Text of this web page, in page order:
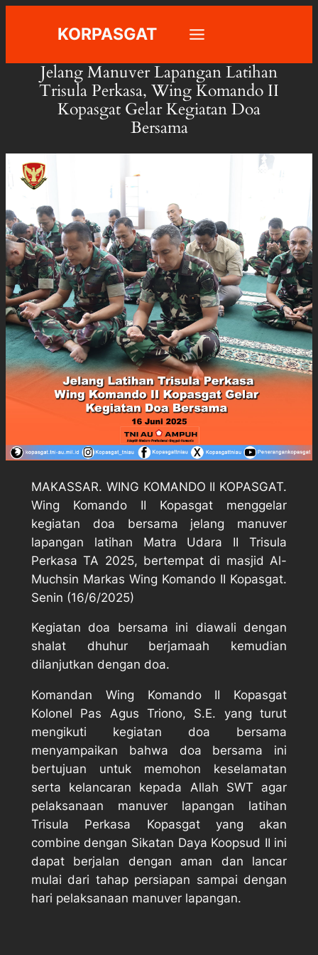
KORPASGAT
Jelang Manuver Lapangan Latihan
Trisula Perkasa, Wing Komando II
Kopasgat Gelar Kegiatan Doa
Bersama
MAKASSAR. WING KOMANDO II KOPASGAT.
Wing Komando II Kopasgat menggelar
kegiatan doa bersama jelang manuver
lapangan latihan Matra Udara II Trisula
Perkasa TA 2025, bertempat di masjid Al-
Muchsin Markas Wing Komando II Kopasgat.
Senin (16/6/2025)
Kegiatan doa bersama ini diawali dengan
shalat dhuhur berjamaah kemudian
dilanjutkan dengan doa.
Komandan Wing Komando II Kopasgat
Kolonel Pas Agus Triono, S.E. yang turut
mengikuti kegiatan doa bersama
menyampaikan bahwa doa bersama ini
bertujuan untuk memohon keselamatan
serta kelancaran kepada Allah SWT agar
pelaksanaan manuver lapangan latihan
Trisula Perkasa Kopasgat yang akan
combine dengan Sikatan Daya Koopsud II ini
dapat berjalan dengan aman dan lancar
mulai dari tahap persiapan sampai dengan
hari pelaksanaan manuver lapangan.